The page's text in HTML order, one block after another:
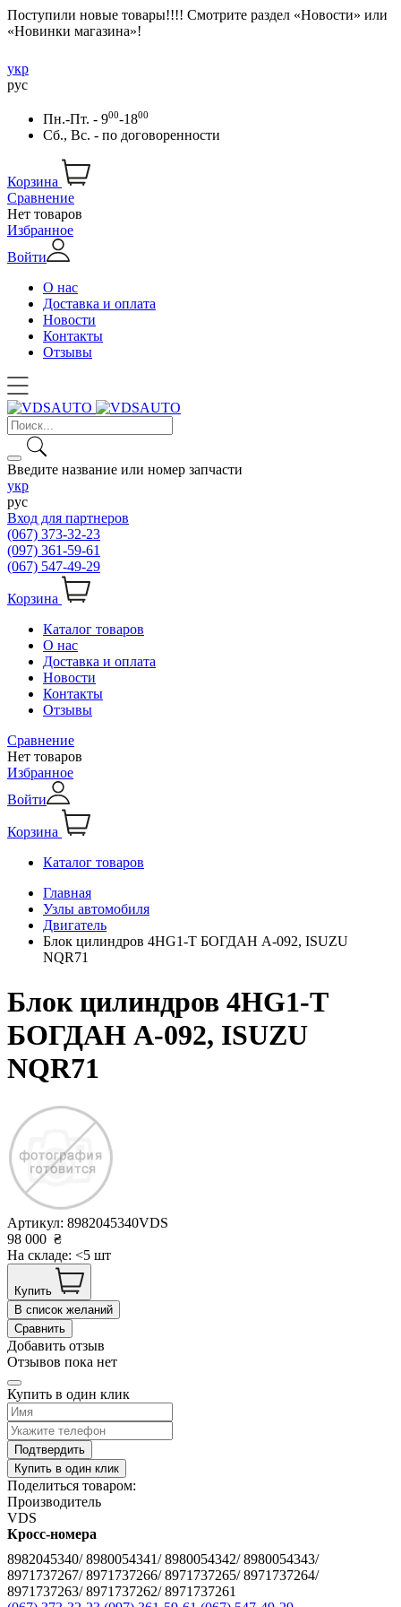
Поступили новые товары!!!! Смотрите раздел «Новости» или
«Новинки магазина»!
укр
рус
Пн.-Пт. - 900-1800
Сб., Вс. - по договоренности
Корзина
Сравнение
Нет товаров
Избранное
Войти
О нас
Доставка и оплата
Новости
Контакты
Отзывы
Введите название или номер запчасти
укр
рус
Вход для партнеров
(067) 373-32-23
(097) 361-59-61
(067) 547-49-29
Корзина
Каталог товаров
О нас
Доставка и оплата
Новости
Контакты
Отзывы
Сравнение
Нет товаров
Избранное
Войти
Корзина
Каталог товаров
Главная
Узлы автомобиля
Двигатель
Блок цилиндров 4НG1-T БОГДАН А-092, ISUZU
NQR71
Блок цилиндров 4НG1-T
БОГДАН А-092, ISUZU
NQR71
Артикул: 8982045340VDS
98 000 ₴
На складе: <5 шт
Купить
В список желаний
Сравнить
Добавить отзыв
Отзывов пока нет
Купить в один клик
Подтвердить
Купить в один клик
Поделиться товаром:
Производитель
VDS
Кросс-номера
8982045340/ 8980054341/ 8980054342/ 8980054343/
8971737267/ 8971737266/ 8971737265/ 8971737264/
8971737263/ 8971737262/ 8971737261